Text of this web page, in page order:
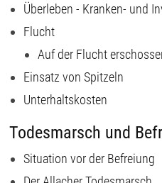
Überleben - Kranken- und
Flucht
Auf der Flucht
Einsatz von Spitzeln
Unterhaltskosten
Todesmarsch und
Situation vor der Befreiung